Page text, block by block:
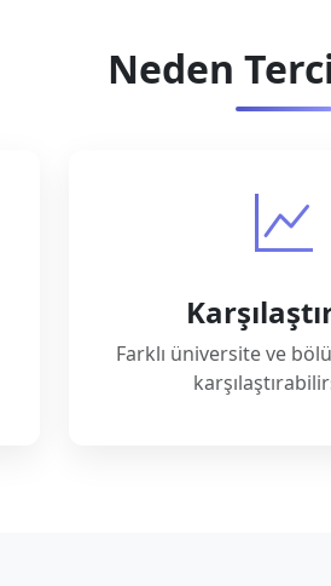
Neden
Farklı üniversite ve